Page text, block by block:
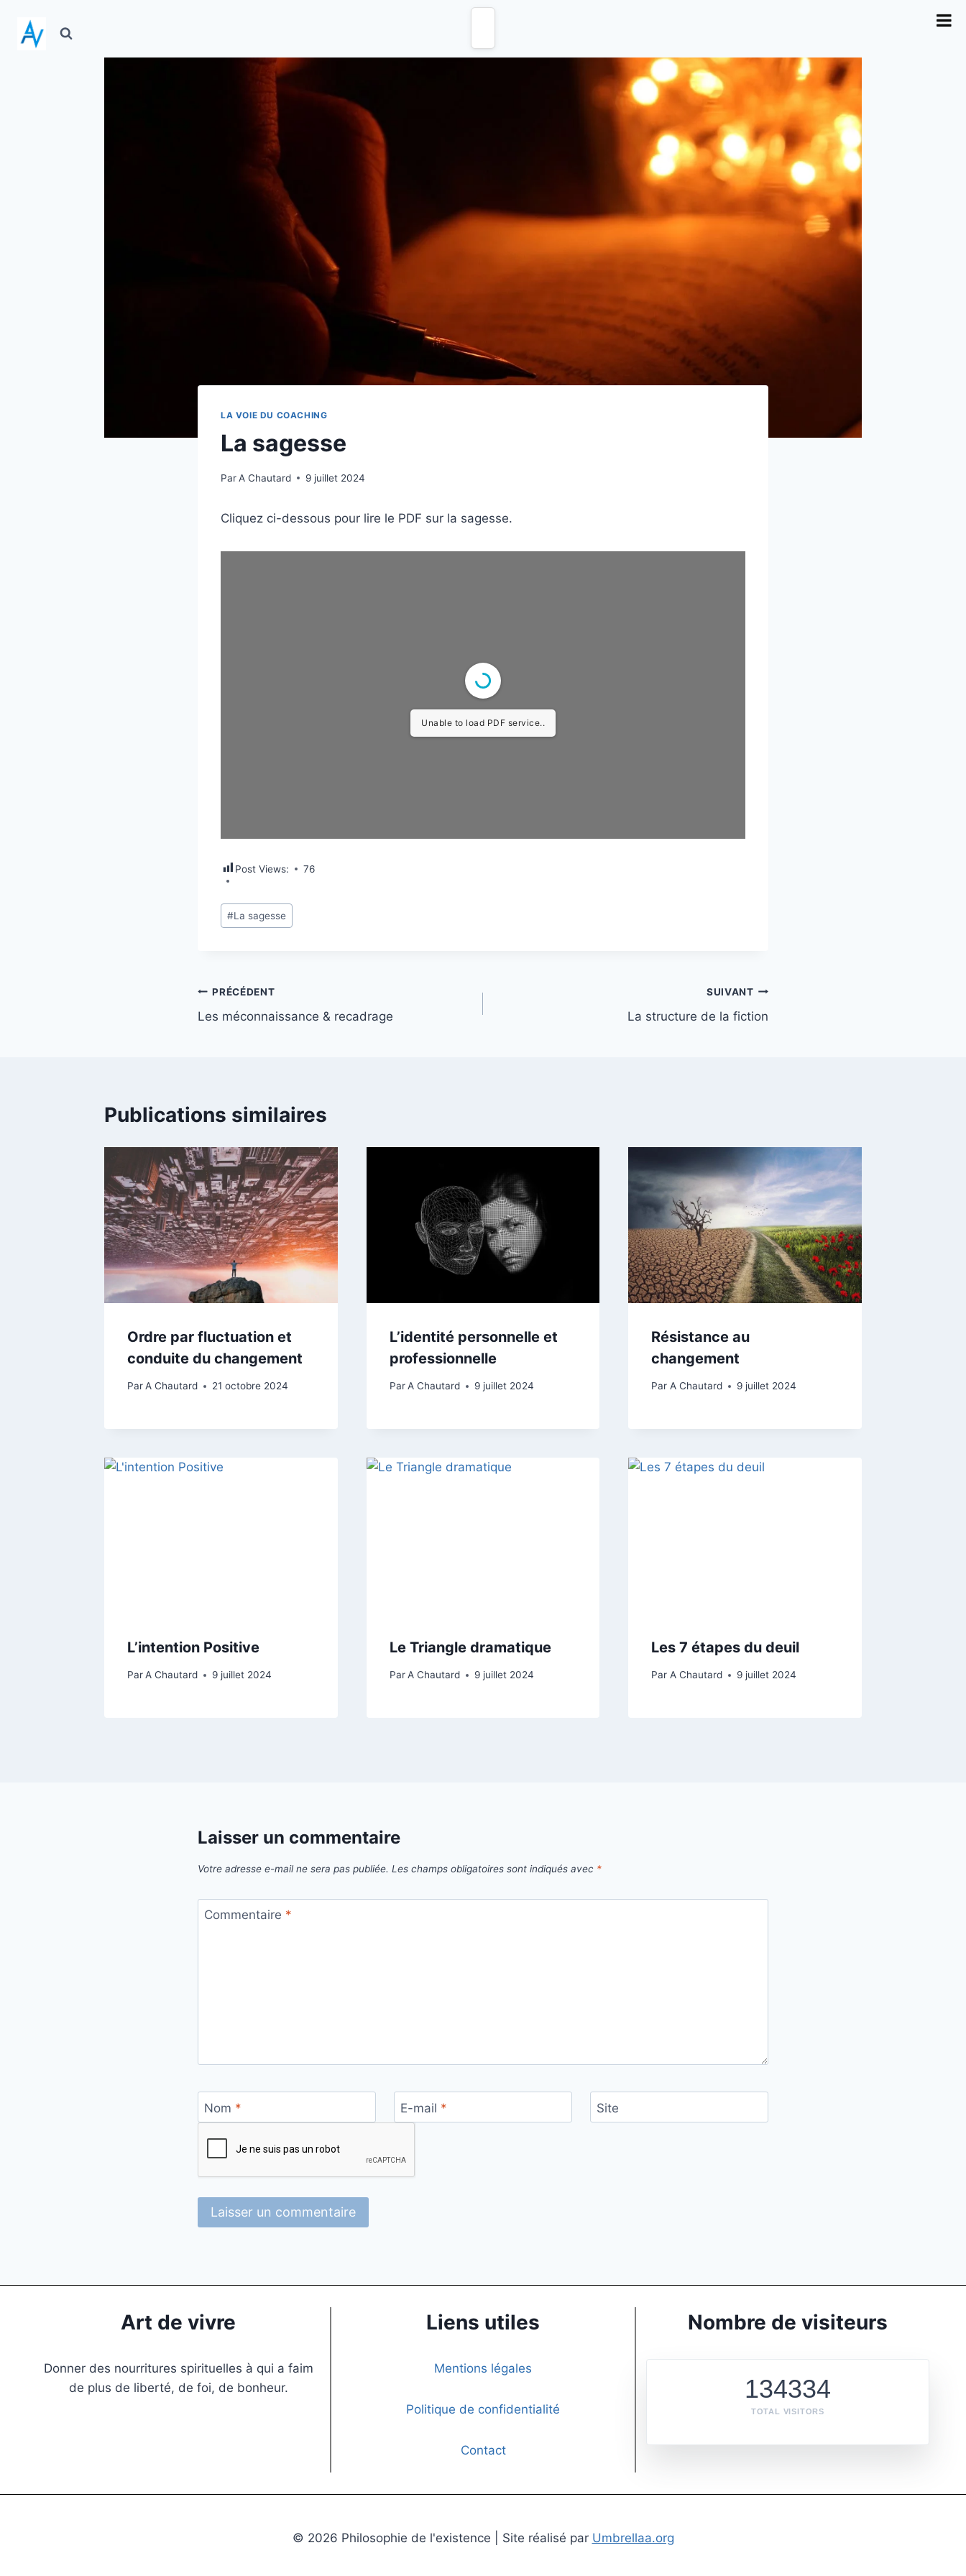
LA VOIE DU COACHING
La sagesse
ParA Chautard 9 juillet 2024
Cliquez ci-dessous pour lire le PDF sur la sagesse.
Unable to load PDF service..
Post Views: 76
#La sagesse
PRÉCÉDENT
Les méconnaissance & recadrage
SUIVANT
La structure de la fiction
Publications similaires
Ordre par fluctuation et
conduite du changement
ParA Chautard 21 octobre 2024
L’identité personnelle et
professionnelle
Par A Chautard 9 juillet 2024
Résistance au
changement
Par A Chautard 9 juillet 2024
L’intention Positive
ParA Chautard 9 juillet 2024
Le Triangle dramatique
Par A Chautard 9 juillet 2024
Les 7 étapes du deuil
Par A Chautard 9 juillet 2024
Laisser un commentaire
Votre adresse e-mail ne sera pas publiée. Les champs obligatoires sont indiqués avec *
Commentaire *
Nom * E-mail * Site
Art de vivre
Donner des nourritures spirituelles à qui a faim
de plus de liberté, de foi, de bonheur.
Liens utiles
Mentions légales
Politique de confidentialité
Contact
Nombre de visiteurs
134334
TOTAL VISITORS
© 2026 Philosophie de l'existence | Site réalisé par Umbrellaa.org